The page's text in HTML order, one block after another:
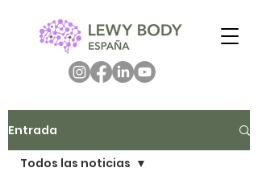
Entrada
Todos las noticias